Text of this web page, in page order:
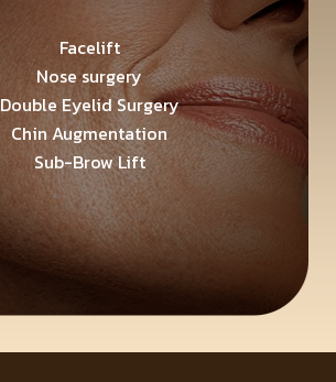
Facelift
Nose surgery
Double Eyelid Surgery
Chin Augmentation
Sub-Brow Lift